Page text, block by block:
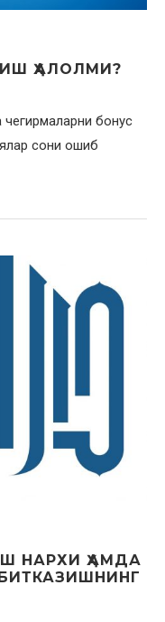
ҲАЛОЛМИ?
бонус
сони ошиб
НАРХИ ҲАМДА